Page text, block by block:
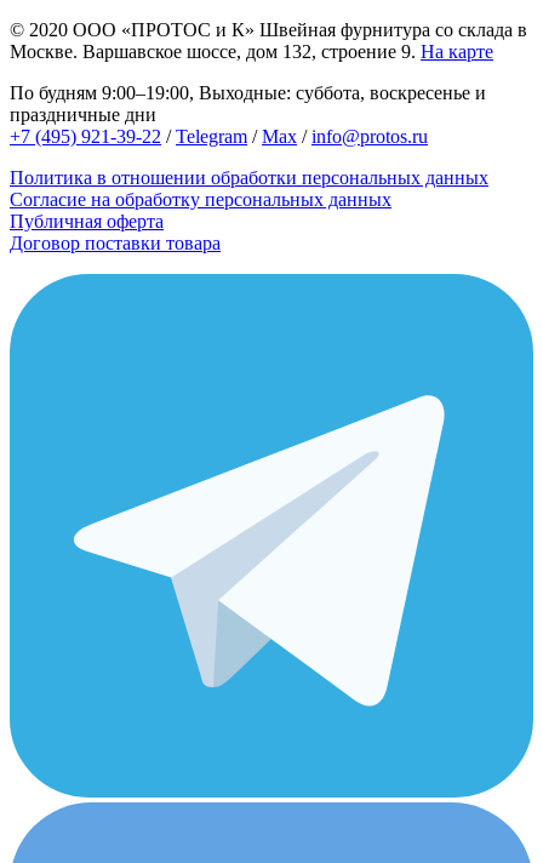
© 2020 ООО «ПРОТОС и К» Швейная фурнитура со склада в
Москве. Варшавское шоссе, дом 132, строение 9. На карте
По будням 9:00–19:00, Выходные: суббота, воскресенье и
праздничные дни
+7 (495) 921-39-22 /Telegram /Max /info@protos.ru
Политика в отношении обработки персональных данных
Согласие на обработку персональных данных
Публичная оферта
Договор поставки товара